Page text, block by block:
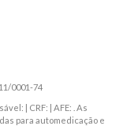
0001-74
| CRF: | AFE: . As
para automedicação e